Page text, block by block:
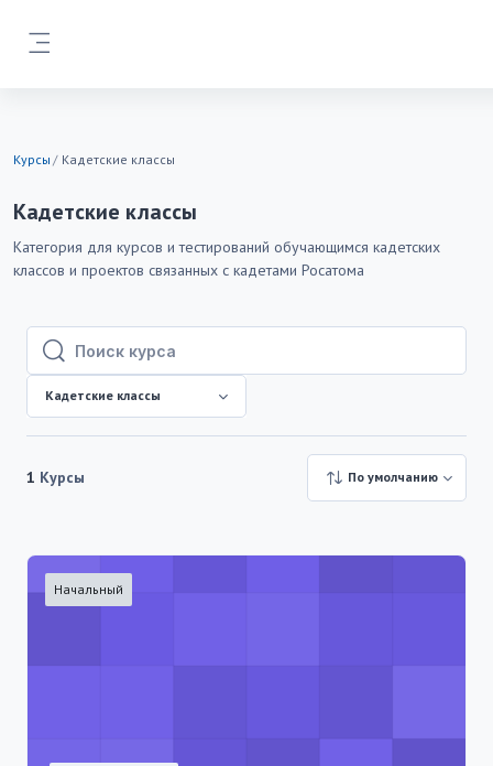
Курсы Кадетские классы
Кадетские классы
Категория для курсов и тестирований обучающимся кадетских
классов и проектов связанных с кадетами Росатома
Поиск курса
Поиск курса
Кадетские классы
1 Курсы По умолчанию
Начальный